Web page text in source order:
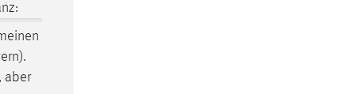
aber